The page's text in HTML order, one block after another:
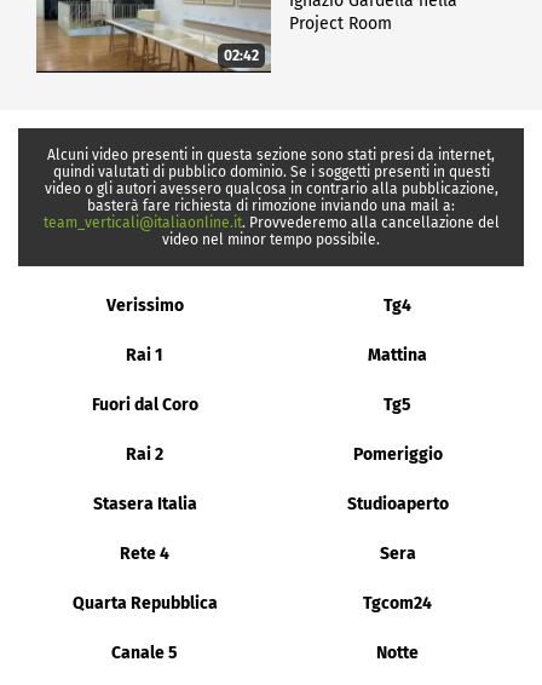
02:42
Project Room
Alcuni video presenti in questa sezione sono stati presi da internet,
quindi valutati di pubblico dominio. Se i soggetti presenti in questi
video o gli autori avessero qualcosa in contrario alla pubblicazione,
basterà fare richiesta di rimozione inviando una mail a:
team_verticali@italiaonline.it. Provvederemo alla cancellazione del
video nel minor tempo possibile.
Verissimo Tg4
Rai 1 Mattina
Fuori dal Coro Tg5
Rai 2 Pomeriggio
Stasera Italia Studioaperto
Rete 4 Sera
Quarta Repubblica Tgcom24
Canale 5 Notte